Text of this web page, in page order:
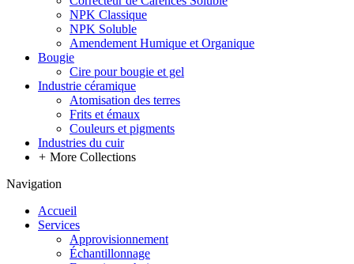
NPK Classique
NPK Soluble
Amendement Humique et Organique
Bougie
Cire pour bougie et gel
Industrie céramique
Atomisation des terres
Frits et émaux
Couleurs et pigments
Industries du cuir
+ More Collections
Navigation
Accueil
Services
Approvisionnement
Échantillonnage